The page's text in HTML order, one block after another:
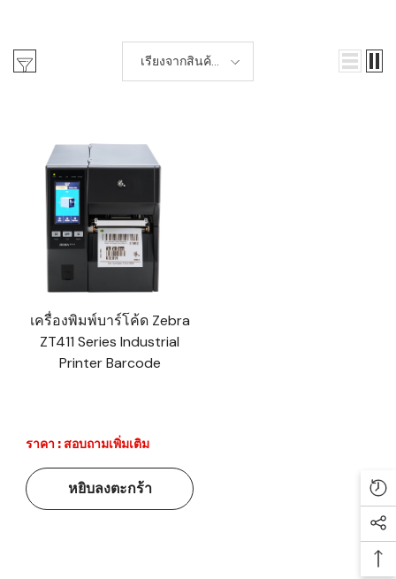
เรียงจากสินค้า
ใหม่-เก่า
เครื่องพิมพ์บาร์โค้ด Zebra
ZT411 Series Industrial
Printer Barcode
ราคา : สอบถามเพิ่มเติม
หยิบลงตะกร้า